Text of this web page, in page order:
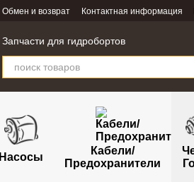
Обмен и возврат Контактная информация
Запчасти для гидробортов
Насосы
Кабели/
Предохранители